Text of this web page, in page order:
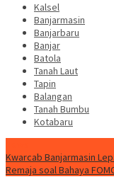
Kalsel
Banjarmasin
Banjarbaru
Banjar
Batola
Tanah Laut
Tapin
Balangan
Tanah Bumbu
Kotabaru
Kwarcab Banjarmasin
Remaja soal Bahaya